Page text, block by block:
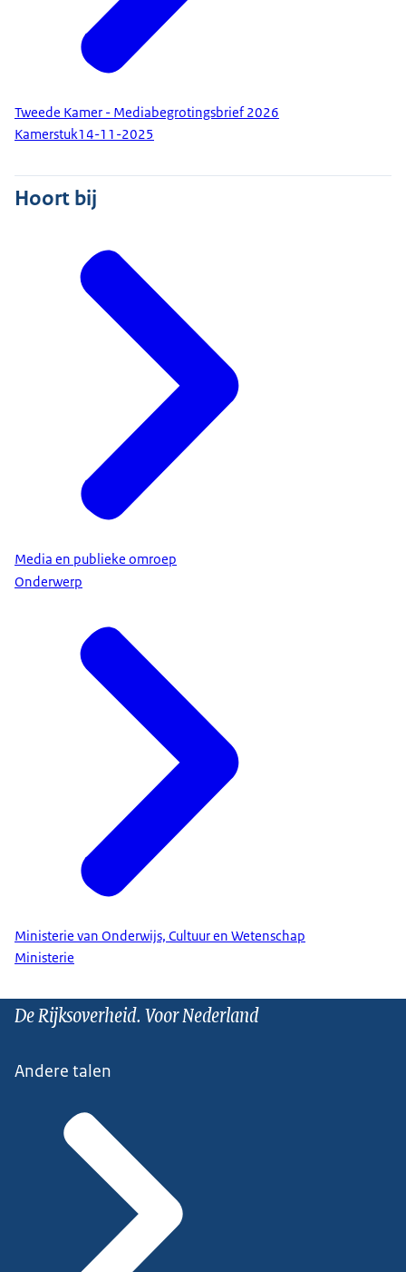
Tweede Kamer - Mediabegrotingsbrief 2026
Kamerstuk14-11-2025
Hoort bij
Media en publieke omroep
Onderwerp
Ministerie van Onderwijs, Cultuur en Wetenschap
Ministerie
De Rijksoverheid. Voor Nederland
Andere talen